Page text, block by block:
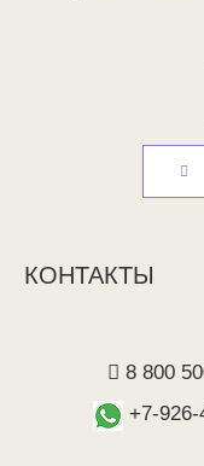
КОНТАКТЫ
8 800
+7-926-